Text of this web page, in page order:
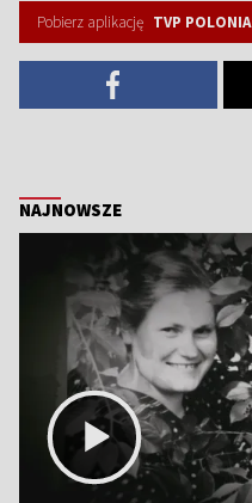
Pobierz aplikację TVP POLONIA
NAJNOWSZE